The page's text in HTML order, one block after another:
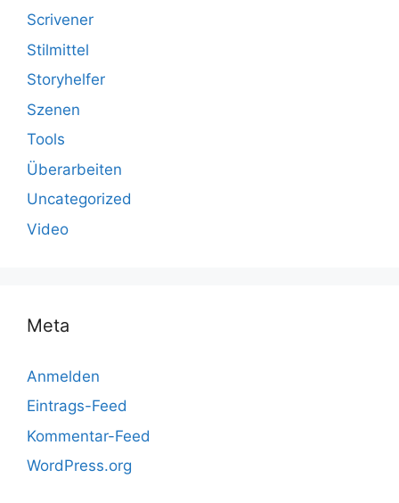
Scrivener
Stilmittel
Storyhelfer
Szenen
Tools
Überarbeiten
Uncategorized
Video
Meta
Anmelden
Eintrags-Feed
Kommentar-Feed
WordPress.org